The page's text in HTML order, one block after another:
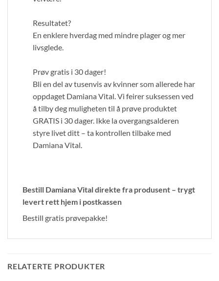
Resultatet?
En enklere hverdag med mindre plager og mer
livsglede.
Prøv gratis i 30 dager!
Bli en del av tusenvis av kvinner som allerede har
oppdaget Damiana Vital. Vi feirer suksessen ved
å tilby deg muligheten til å prøve produktet
GRATIS i 30 dager. Ikke la overgangsalderen
styre livet ditt – ta kontrollen tilbake med
Damiana Vital.
Bestill Damiana Vital direkte fra produsent – trygt
levert rett hjem i postkassen
Bestill gratis prøvepakke!
RELATERTE PRODUKTER